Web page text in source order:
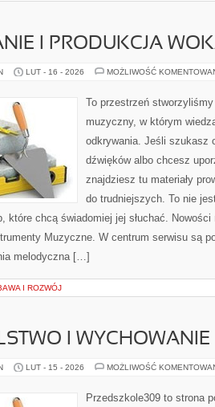
I PRODUKCJA
LUT - 16 - 2026 MOŻLIWOŚĆ
To przestrzeń
muzyczny, w którym
odkrywania. Jeśli szukasz
dźwięków albo chcesz
znajdziesz tu materiały
do trudniejszych. To nie
które chcą świadomiej jej słuchać.
Muzyczne. W centrum serwisu są
melodyczna […]
I ROZWÓJ
I WYCHOWANIE
LUT - 15 - 2026 MOŻLIWOŚĆ
Przedszkole309 to strona